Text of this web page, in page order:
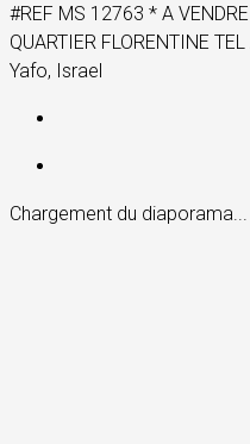
#REF MS 12763 * A VENDRE
QUARTIER FLORENTINE
Yafo, Israel
Chargement du diaporama...